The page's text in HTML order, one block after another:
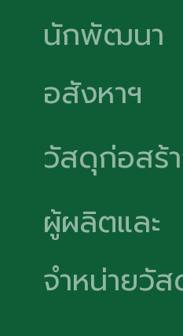
นักพัฒนา
อสังหาฯ
วัสดุก่อสร้
ผู้ผลิตและ
จำหน่ายวั